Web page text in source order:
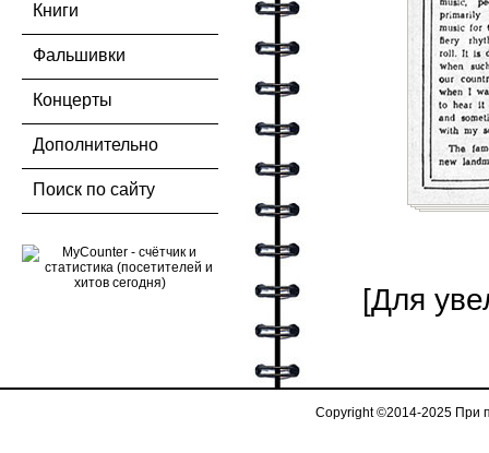
Книги
Фальшивки
Концерты
Дополнительно
Поиск по сайту
[Для